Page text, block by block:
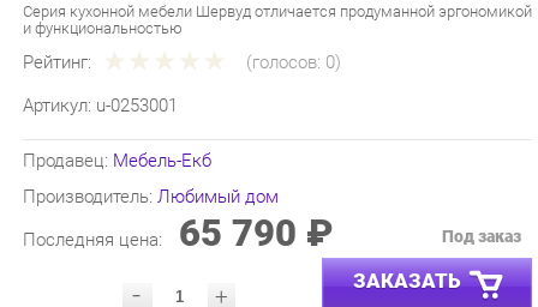
Рейтинг:
Артикул: u-0253001
Производитель:Любимый дом
Последняя цена: 65 790 ₽
- ЗАКАЗАТЬ